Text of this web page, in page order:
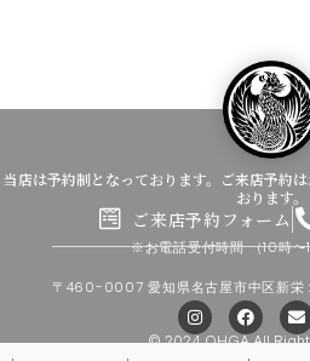
当店は予約制となっております。ご来店予約
おります。
ご来店予約フォーム
※お電話受付時間（10時
〒460-0007 愛知県名古屋市中区新
I
n
s
F
a
c
E
n
v
© 2024 OHGA All